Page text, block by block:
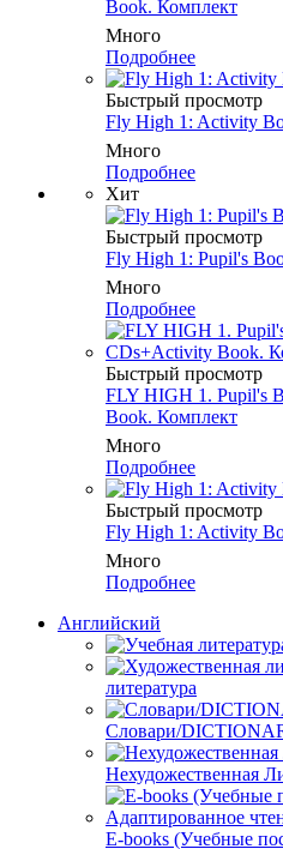
Book. Комплект
Много
Подробнее
Быстрый просмотр
Fly High 1: Activity
Много
Подробнее
Хит
Быстрый просмотр
Fly High 1: Pupil's
Много
Подробнее
Быстрый просмотр
FLY HIGH 1. Pupil's
Book. Комплект
Много
Подробнее
Быстрый просмотр
Fly High 1: Activity
Много
Подробнее
Английский
литература
Словари/
Нехудожественная
E-books (Учебные